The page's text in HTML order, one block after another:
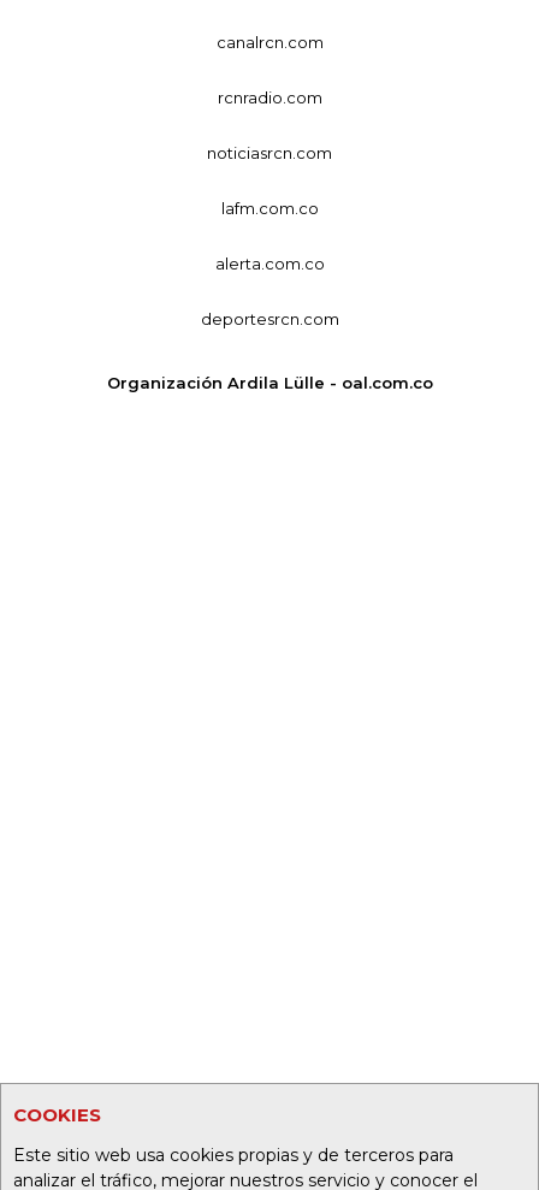
COOKIES
Este sitio web usa cookies propias y de terceros para
analizar el tráfico, mejorar nuestros servicio y conocer el
canalrcn.com
rcnradio.com
noticiasrcn.com
lafm.com.co
alerta.com.co
deportesrcn.com
Organización Ardila Lülle - oal.com.co